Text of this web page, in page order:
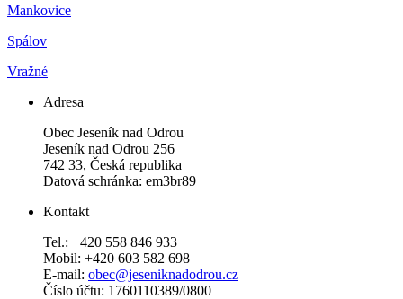
Mankovice
Spálov
Vražné
Adresa
Obec Jeseník nad Odrou
Jeseník nad Odrou 256
742 33, Česká republika
Datová schránka: em3br89
Kontakt
Tel.: +420 558 846 933
Mobil: +420 603 582 698
E-mail: obec@jeseniknadodrou.cz
Číslo účtu: 1760110389/0800